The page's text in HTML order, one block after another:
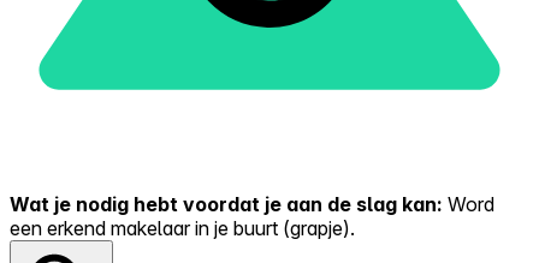
Wat je nodig hebt voordat je aan de slag kan: Word
een erkend makelaar in je buurt (grapje).